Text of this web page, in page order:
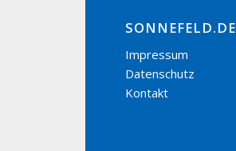
SONNEFELD.DE
Impressum
Datenschutz
Kontakt